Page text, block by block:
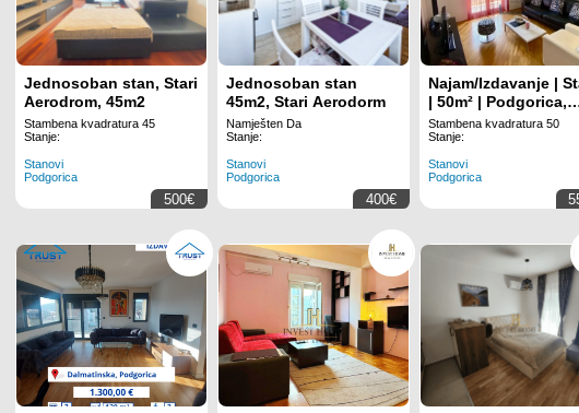
Jednosoban stan, Stari
Aerodrom, 45m2
Stambena kvadratura 45
Stanje:
Stanovi
Podgorica
500€
Jednosoban stan
45m2, Stari Aerodorm
Namješten Da
Stanje:
Stanovi
Podgorica
400€
Najam/Izdavanje |
| 50m² | Podgorica,
Preko Morače
Stambena kvadratura 50
Stanje:
Stanovi
Podgorica